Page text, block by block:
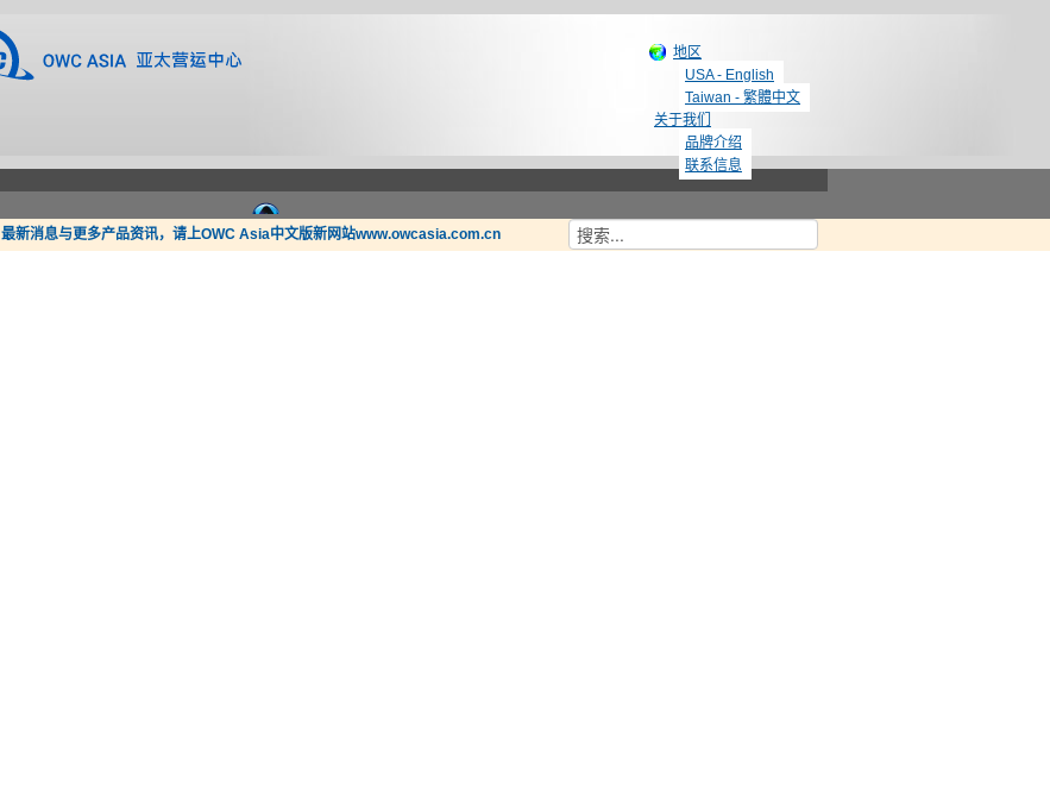
地区
USA - English
Taiwan - 繁體中文
关于我们
品牌介绍
联系信息
最新消息与更多产品资讯，请上OWC Asia中文版新网站www.owcasia.com.cn